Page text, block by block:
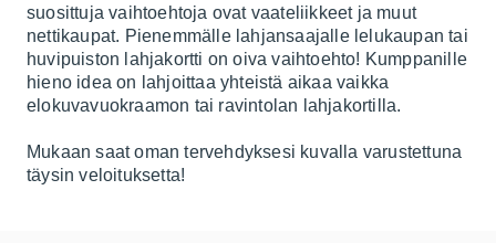
suosittuja vaihtoehtoja ovat vaateliikkeet ja muut
nettikaupat. Pienemmälle lahjansaajalle lelukaupan tai
huvipuiston lahjakortti on oiva vaihtoehto! Kumppanille
hieno idea on lahjoittaa yhteistä aikaa vaikka
elokuvavuokraamon tai ravintolan lahjakortilla.
Mukaan saat oman tervehdyksesi kuvalla varustettuna
täysin veloituksetta!